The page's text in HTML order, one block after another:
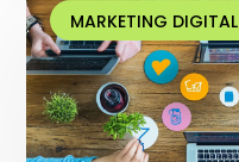
MARKETING DIGITAL